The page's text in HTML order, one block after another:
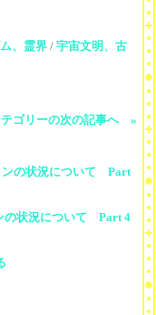
、霊界 / 宇宙文明、古
テゴリーの次の記事へ »
ンの状況について Part
の状況について Part 4